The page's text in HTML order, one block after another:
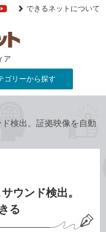
ア
YouTube
できるネットについて
ゴリーから探す
検出。証拠映像を自動
ウンド検出。
る